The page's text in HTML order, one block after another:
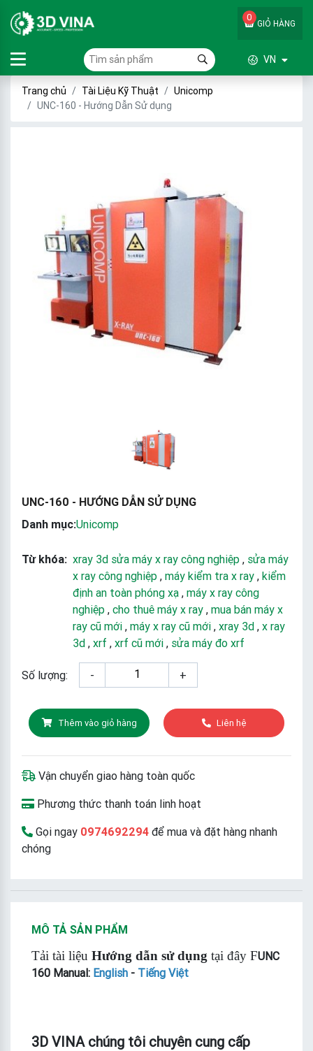
GIỎ HÀNG
0
VN
Trang chủ Tài Liệu Kỹ Thuật
Unicomp
UNC-160 - Hướng Dẫn Sử dụng
UNC-160 - HƯỚNG DẪN SỬ DỤNG
Danh mục:Unicomp
Từ khóa: xray 3d sửa máy x ray công nghiệp , sửa máy
x ray công nghiệp , máy kiểm tra x ray , kiểm
định an toàn phóng xạ , máy x ray công
nghiệp , cho thuê máy x ray , mua bán máy x
ray cũ mới , máy x ray cũ mới , xray 3d , x ray
3d , xrf , xrf cũ mới , sửa máy đo xrf
Số lượng: - +
Thêm vào giỏ hàng Liên hệ
Vận chuyển giao hàng toàn quốc
Phương thức thanh toán linh hoạt
Gọi ngay 0974692294 để mua và đặt hàng nhanh
chóng
MÔ TẢ SẢN PHẨM
Tải tài liệu Hướng dẫn sử dụng tại đây FUNC
160 Manual: English - Tiếng Việt
3D VINA chúng tôi chuyên cung cấp